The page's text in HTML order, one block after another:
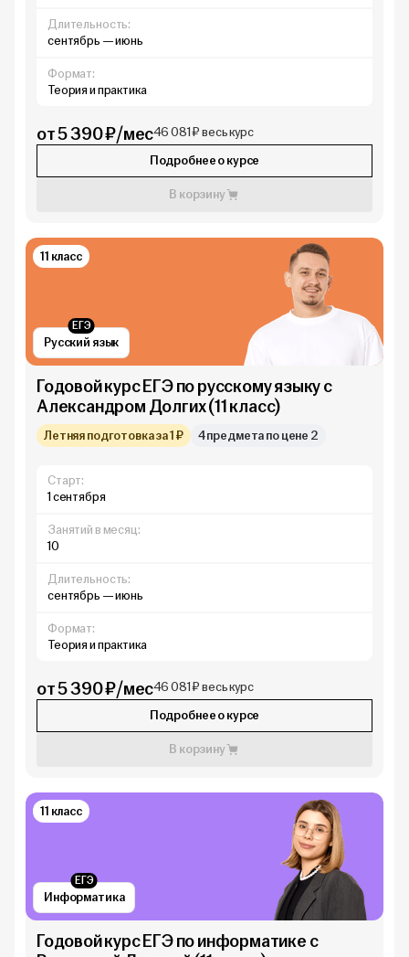
Длительность:
сентябрь — июнь
Формат:
Теория и практика
от 5 390 ₽/мес46 081 ₽ весь курс
Подробнее о курсе
В корзину
Русский язык
ЕГЭ
11 класс
Годовой курс ЕГЭ по русскому языку с
Александром Долгих (11 класс)
Летняя подготовка за 1 ₽ 4 предмета по цене 2
Старт:
1 сентября
Занятий в месяц:
10
Длительность:
сентябрь — июнь
Формат:
Теория и практика
от 5 390 ₽/мес46 081 ₽ весь курс
Подробнее о курсе
В корзину
Информатика
ЕГЭ
11 класс
Годовой курс ЕГЭ по информатике с